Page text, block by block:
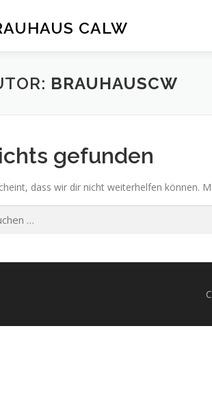
CALW
BRAUHAUSCW
gefunden
dass wir dir nicht weiterhelfen können.